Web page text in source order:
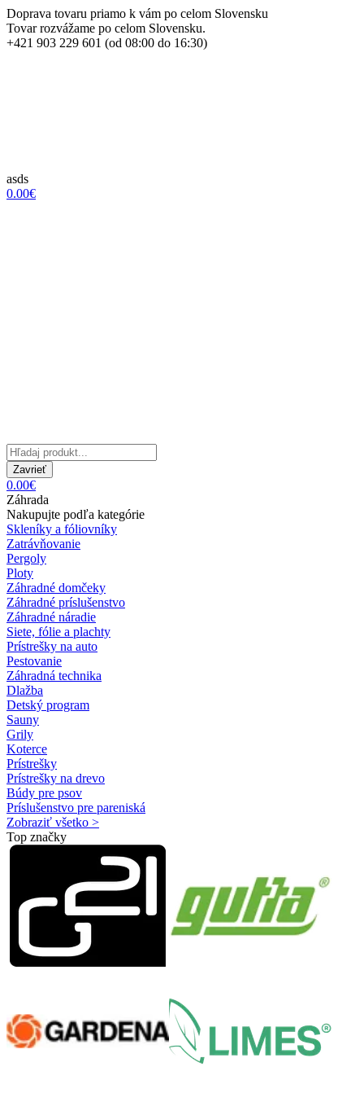
Doprava tovaru priamo k vám po celom Slovensku
Tovar rozvážame po celom Slovensku.
+421 903 229 601 (od 08:00 do 16:30)
asds
0.00€
Zavrieť
0.00€
Záhrada
Nakupujte podľa kategórie
Skleníky a fóliovníky
Zatrávňovanie
Pergoly
Ploty
Záhradné domčeky
Záhradné príslušenstvo
Záhradné náradie
Siete, fólie a plachty
Prístrešky na auto
Pestovanie
Záhradná technika
Dlažba
Detský program
Sauny
Grily
Koterce
Prístrešky
Prístrešky na drevo
Búdy pre psov
Príslušenstvo pre pareniská
Zobraziť všetko >
Top značky